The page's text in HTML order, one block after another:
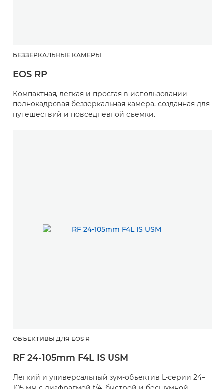
БЕЗЗЕРКАЛЬНЫЕ КАМЕРЫ
EOS RP
Компактная, легкая и простая в использовании
полнокадровая беззеркальная камера, созданная для
путешествий и повседневной съемки.
ОБЪЕКТИВЫ ДЛЯ EOS R
RF 24-105mm F4L IS USM
Легкий и универсальный зум-объектив L-серии 24–